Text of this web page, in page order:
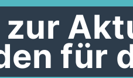
zur
für